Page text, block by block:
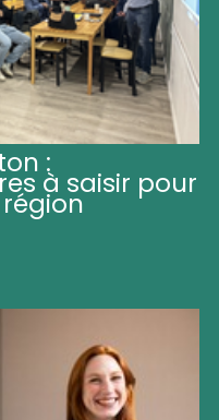
:
à saisir pour